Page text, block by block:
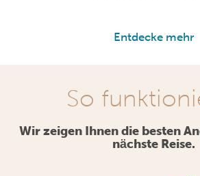
Entdecke mehr
So
Wir zeigen Ihnen die besten
nächste Reise.